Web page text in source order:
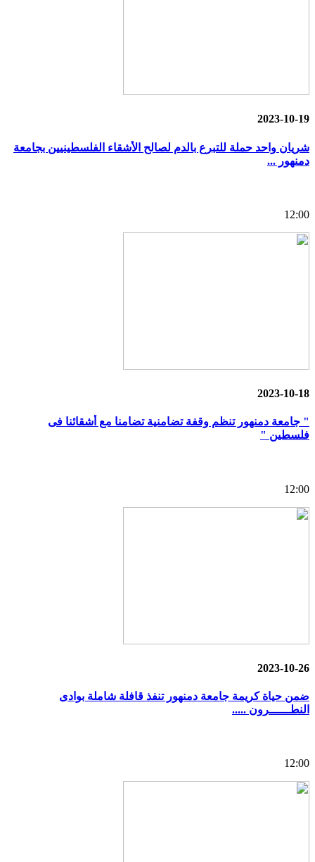
2023-10-19
شريان واحد حملة للتبرع بالدم لصالح الأشقاء الفلسطينيين بجامعة
دمنهور ...
12:00
2023-10-18
" جامعة دمنهور تنظم وقفة تضامنية تضامنا مع أشقائنا فى
فلسطين "
12:00
2023-10-26
ضمن حياة كريمة جامعة دمنهور تنفذ قافلة شاملة بوادى
النطــــــرون .....
12:00